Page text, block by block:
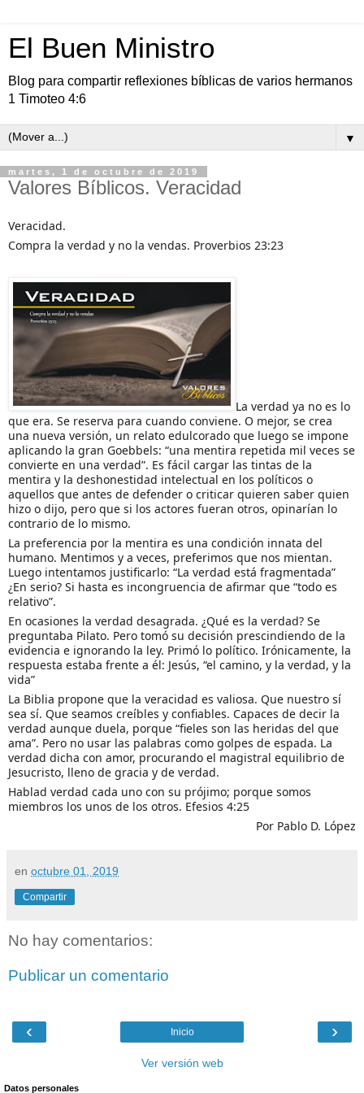
El Buen Ministro
Blog para compartir reflexiones bíblicas de varios hermanos
1 Timoteo 4:6
▼
martes, 1 de octubre de 2019
Valores Bíblicos. Veracidad
Veracidad.
Compra la verdad y no la vendas. Proverbios 23:23
La verdad ya no es lo
que era. Se reserva para cuando conviene. O mejor, se crea
una nueva versión, un relato edulcorado que luego se impone
aplicando la gran Goebbels: “una mentira repetida mil veces se
convierte en una verdad”. Es fácil cargar las tintas de la
mentira y la deshonestidad intelectual en los políticos o
aquellos que antes de defender o criticar quieren saber quien
hizo o dijo, pero que si los actores fueran otros, opinarían lo
contrario de lo mismo.
La preferencia por la mentira es una condición innata del
humano. Mentimos y a veces, preferimos que nos mientan.
Luego intentamos justificarlo: “La verdad está fragmentada”
¿En serio? Si hasta es incongruencia de afirmar que “todo es
relativo”.
En ocasiones la verdad desagrada. ¿Qué es la verdad? Se
preguntaba Pilato. Pero tomó su decisión prescindiendo de la
evidencia e ignorando la ley. Primó lo político. Irónicamente, la
respuesta estaba frente a él: Jesús, “el camino, y la verdad, y la
vida”
La Biblia propone que la veracidad es valiosa. Que nuestro sí
sea sí. Que seamos creíbles y confiables. Capaces de decir la
verdad aunque duela, porque “fieles son las heridas del que
ama”. Pero no usar las palabras como golpes de espada. La
verdad dicha con amor, procurando el magistral equilibrio de
Jesucristo, lleno de gracia y de verdad.
Hablad verdad cada uno con su prójimo; porque somos
miembros los unos de los otros. Efesios 4:25
Por Pablo D. López
en octubre 01, 2019
Compartir
No hay comentarios:
Publicar un comentario
‹ ›
Inicio
Ver versión web
Datos personales